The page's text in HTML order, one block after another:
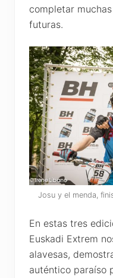
completar
futuras.
Josu y el menda,
En estas tres
Euskadi Extrem
alavesas,
auténtico paraíso